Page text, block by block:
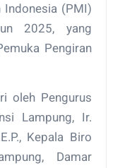
Indonesia (PMI)
2025, yang
Pengiran
oleh Pengurus
Lampung, Ir.
Kepala Biro
Damar